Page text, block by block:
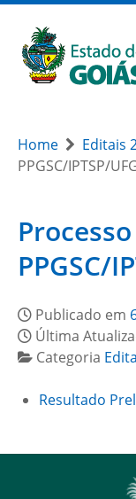
Home Editais
PPGSC/IPTSP/
PPGSC/
Publicado em
Última
Categoria
Resultado